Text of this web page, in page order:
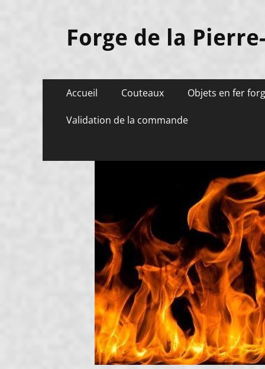
Forge de la
Menu
contenu
Accueil Couteaux Objets en fer
Validation de la commande